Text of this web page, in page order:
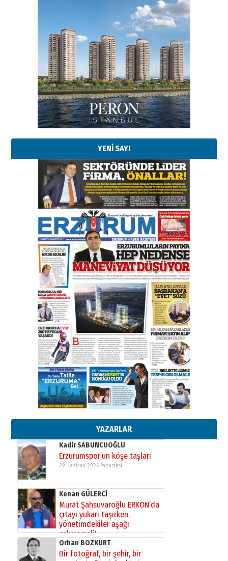
YENİ SAYI
YAZARLAR
Esat BİNDESEN
Başkan Sekmen’den Erzurum’a
bir vizyon proje daha!
02 Ağustos 2026 Pazar
Kadir SABUNCUOĞLU
Erzurumspor’un köşe taşları
29 Haziran 2026 Pazartesi
Kenan GÜLERCİ
Murat Şahsuvaroğlu ERKON’da
çıtayı yukarı taşırken,
yönetimdekiler aşağı
çekmemeli!
17 Şubat 2026 SalıOrhan BOZKURT
Bir fotoğraf, bir şehir, bir
gazeteci… Dizginler kimin
elinde?
31 Mart 2026 Salı
A. Berhan Yılmaz
BİR BÖLÜM DEĞİL, BİR ÖMÜR
SEÇİYORSUNUZ… “NEDEN
ATATÜRK ÜNİVERSİTESİ?”
28 Temmuz 2026 Salı
Ahmet Gökhan YAZICI
Ahmed Yesevi’den bir Alperen…
”Reisimiz” idi… Hakka yürüdü.!
26 Mart 2026 Perşembe
Cem Bakırcı
Ardında bıraktığı hatıralarıyla
gönül adamı Faruk Terzioğlu!
13 Mayıs 2026 Çarşamba
Esat BİNDESEN
Başkan Sekmen’den Erzurum’a
02 Ağustos 2026 Pazar
Kadir SABUNCUOĞLU
Erzurumspor’un köşe taşları
29 Haziran 2026 Pazartesi
Kenan GÜLERCİ
Murat Şahsuvaroğlu ERKON’da
çıtayı yukarı taşırken,
yönetimdekiler aşağı
çekmemeli!
17 Şubat 2026 SalıOrhan BOZKURT
Bir fotoğraf, bir şehir, bir